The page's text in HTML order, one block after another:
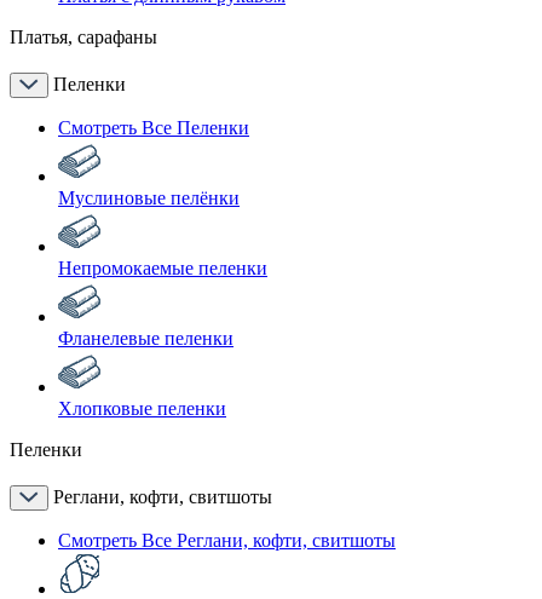
Платья, сарафаны
Пеленки
Смотреть Все Пеленки
Муслиновые пелёнки
Непромокаемые пеленки
Фланелевые пеленки
Хлопковые пеленки
Пеленки
Реглани, кофти, свитшоты
Смотреть Все Реглани, кофти, свитшоты